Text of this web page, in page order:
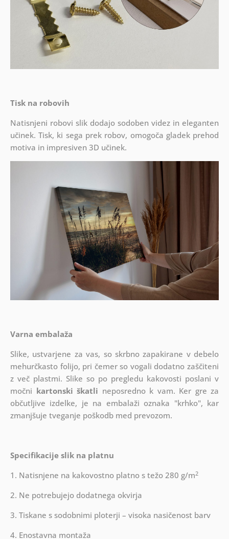
Tisk na robovih
Natisnjeni robovi slik dodajo sodoben videz in eleganten
učinek. Tisk, ki sega prek robov, omogoča gladek prehod
motiva in impresiven 3D učinek.
Varna embalaža
Slike, ustvarjene za vas, so skrbno zapakirane v debelo
mehurčkasto folijo, pri čemer so vogali dodatno zaščiteni
z več plastmi. Slike so po pregledu kakovosti poslani v
močni kartonski škatli neposredno k vam. Ker gre za
občutljive izdelke, je na embalaži oznaka "krhko", kar
zmanjšuje tveganje poškodb med prevozom.
Specifikacije slik na platnu
1. Natisnjene na kakovostno platno s težo 280 g/m2
2. Ne potrebujejo dodatnega okvirja
3. Tiskane s sodobnimi ploterji – visoka nasičenost barv
4. Enostavna montaža